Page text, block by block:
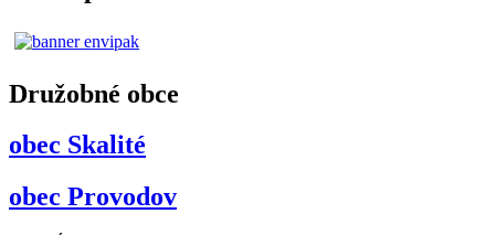
Družobné obce
obec Skalité
obec Provodov